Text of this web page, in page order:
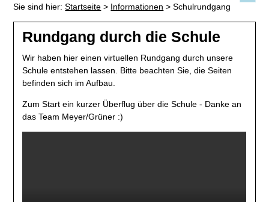
Sie sind hier:Startseite > Informationen >Schulrundgang
Rundgang durch die Schule
Wir haben hier einen virtuellen Rundgang durch unsere
Schule entstehen lassen. Bitte beachten Sie, die Seiten
befinden sich im Aufbau.
Zum Start ein kurzer Überflug über die Schule - Danke an
das Team Meyer/Grüner :)